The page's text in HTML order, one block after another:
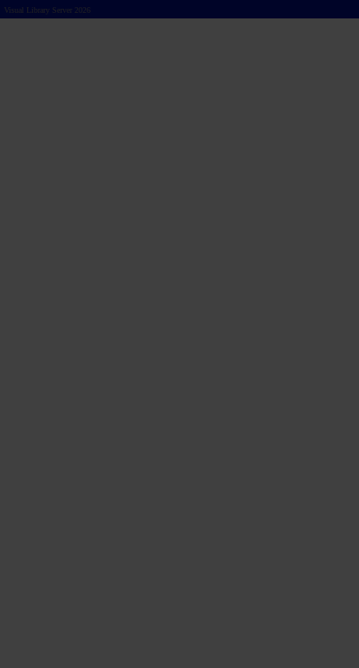
Visual Library Server 2026